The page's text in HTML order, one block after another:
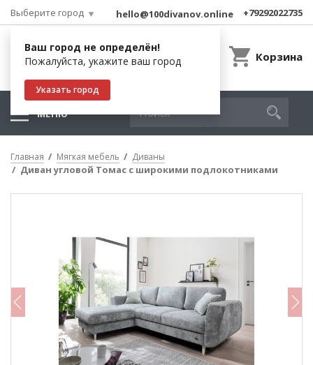
Выберите город
Ваш город не определён!
Пожалуйста, укажите ваш город
Указать город
hello@100divanov.online +79292022735
Корзина
МЕНЮ
Главная Мягкая мебель Диваны
Диван угловой Томас с широкими подлокотниками